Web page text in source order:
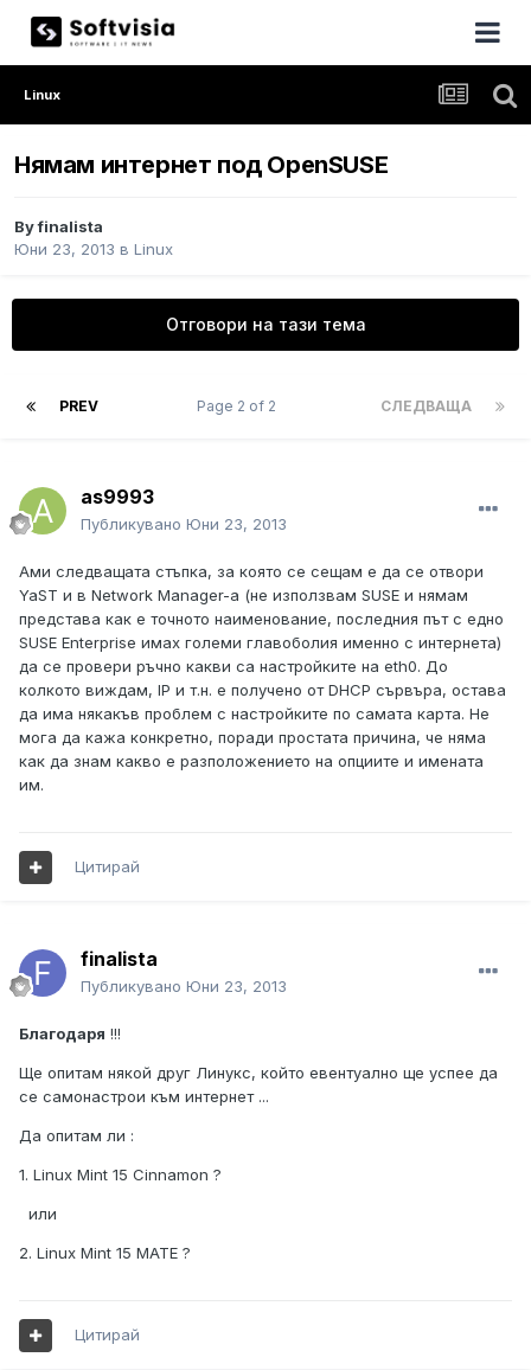
Linux
Нямам интернет под OpenSUSE
Byfinalista
Юни 23, 2013 в Linux
Отговори на тази тема
PREV СЛЕДВАЩА
Page 2 of 2
as9993
Публикувано Юни 23, 2013
Ами следващата стъпка, за която се сещам е да се отвори
YaST и в Network Manager-а (не използвам SUSE и нямам
представа как е точното наименование, последния път с едно
SUSE Enterprise имах големи главоболия именно с интернета)
да се провери ръчно какви са настройките на eth0. До
колкото виждам, IP и т.н. е получено от DHCP сървъра, остава
да има някакъв проблем с настройките по самата карта. Не
мога да кажа конкретно, поради простата причина, че няма
как да знам какво е разположението на опциите и имената
им.
Цитирай
finalista
Публикувано Юни 23, 2013
Благодаря !!!
Ще опитам някой друг Линукс, който евентуално ще успее да
се самонастрои към интернет ...
Да опитам ли :
1. Linux Mint 15 Cinnamon ?
или
2. Linux Mint 15 MATE ?
Цитирай